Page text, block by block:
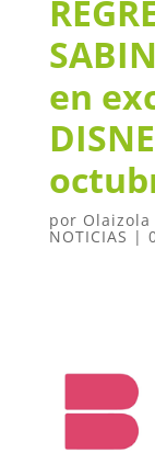
en
por Olaizola
NOTICIAS |